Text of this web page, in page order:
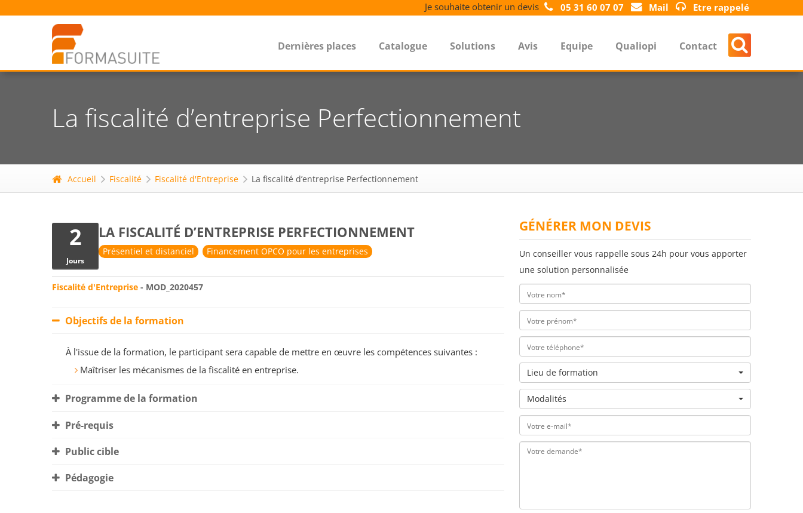
Je souhaite obtenir un devis 05 31 60 07 07 Mail Etre rappelé
Dernières places Catalogue Solutions Avis Equipe Qualiopi Contact
La fiscalité d’entreprise Perfectionnement
Accueil Fiscalité Fiscalité d'Entreprise La fiscalité d’entreprise Perfectionnement
2
Jours
LA FISCALITÉ D’ENTREPRISE PERFECTIONNEMENT
Présentiel et distanciel Financement OPCO pour les entreprises
Fiscalité d'Entreprise - MOD_2020457
Objectifs de la formation
À l'issue de la formation, le participant sera capable de mettre en œuvre les compétences suivantes :
Maîtriser les mécanismes de la fiscalité en entreprise.
Programme de la formation
Pré-requis
Public cible
Pédagogie
GÉNÉRER MON DEVIS
Un conseiller vous rappelle sous 24h pour vous apporter
une solution personnalisée
Lieu de formation
Modalités